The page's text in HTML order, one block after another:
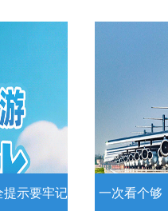
头像 转存！1
况发布。
提示要牢记 一次看个够